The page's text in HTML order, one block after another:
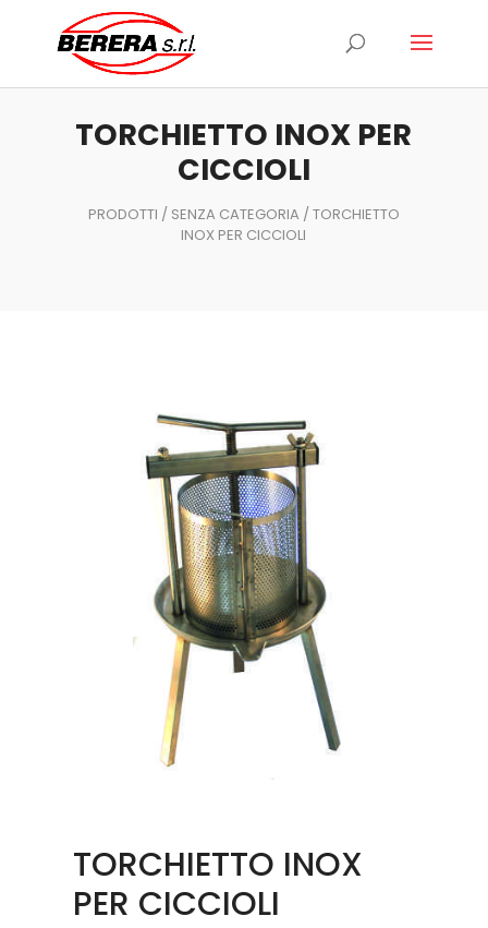
prodotti
TORCHIETTO INOX PER
CICCIOLI
PRODOTTI / SENZA CATEGORIA / TORCHIETTO
INOX PER CICCIOLI
TORCHIETTO INOX
PER CICCIOLI